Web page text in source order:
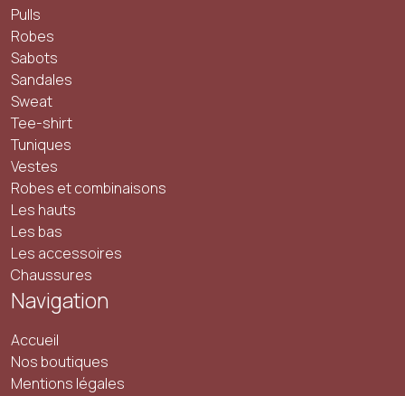
Pulls
Robes
Sabots
Sandales
Sweat
Tee-shirt
Tuniques
Vestes
Robes et combinaisons
Les hauts
Les bas
Les accessoires
Chaussures
Navigation
Accueil
Nos boutiques
Mentions légales